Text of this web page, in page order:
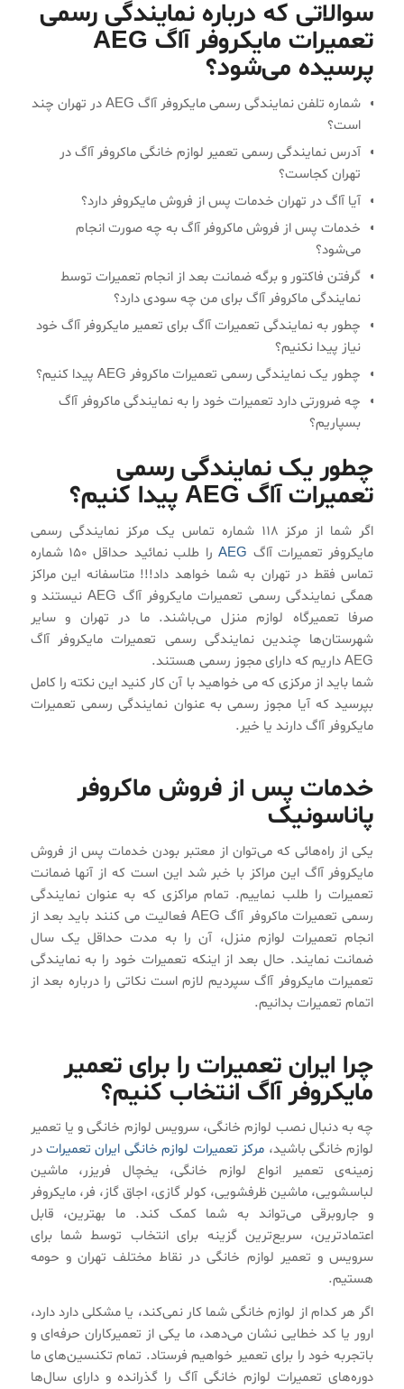
سوالاتی که درباره نمایندگی رسمی
تعمیرات مایکروفر آاگ AEG
پرسیده می‌شود؟
شماره تلفن نمایندگی رسمی مایکروفر آاگ AEG در تهران چند
است؟
آدرس نمایندگی رسمی تعمیر لوازم خانگی ماکروفر آاگ در
تهران کجاست؟
آیا آاگ در تهران خدمات پس از فروش مایکروفر دارد؟
خدمات پس از فروش ماکروفر آاگ به چه صورت انجام
می‌شود؟
گرفتن فاکتور و برگه ضمانت بعد از انجام تعمیرات توسط
نمایندگی ماکروفر آاگ برای من چه سودی دارد؟
چطور به نمایندگی تعمیرات آاگ برای تعمیر مایکروفر آاگ خود
نیاز پیدا نکنیم؟
چطور یک نمایندگی رسمی تعمیرات ماکروفر AEG پیدا کنیم؟
چه ضرورتی دارد تعمیرات خود را به نمایندگی ماکروفر آاگ
بسپاریم؟
چطور یک نمایندگی رسمی
تعمیرات آاگ AEG پیدا کنیم؟
اگر شما از مرکز ۱۱۸ شماره تماس یک مرکز نمایندگی رسمی
مایکروفر تعمیرات آاگ AEG
را طلب نمائید حداقل ۱۵۰ شماره
تماس فقط در تهران به شما خواهد داد!!! متاسفانه این مراکز
همگی نمایندگی رسمی تعمیرات مایکروفر آاگ AEG نیستند و
صرفا تعمیرگاه لوازم منزل می‌باشند. ما در تهران و سایر
شهرستان‌ها چندین نمایندگی رسمی تعمیرات مایکروفر آاگ
AEG داریم که دارای مجوز رسمی هستند.
شما باید از مرکزی که می خواهید با آن کار کنید این نکته را کامل
بپرسید که آیا مجوز رسمی به عنوان نمایندگی رسمی تعمیرات
مایکروفر آاگ دارند یا خیر.
خدمات پس از فروش ماکروفر
پاناسونیک
یکی از راه‌هائی که می‌توان از معتبر بودن خدمات پس از فروش
مایکروفر آاگ این مراکز با خبر شد این است که از آنها ضمانت
تعمیرات را طلب نماییم. تمام مراکزی که به عنوان نمایندگی
رسمی تعمیرات ماکروفر آاگ AEG فعالیت می کنند باید بعد از
انجام تعمیرات لوازم منزل، آن را به مدت حداقل یک سال
ضمانت نمایند. حال بعد از اینکه تعمیرات خود را به نمایندگی
تعمیرات مایکروفر آاگ سپردیم لازم است نکاتی را درباره بعد از
اتمام تعمیرات بدانیم.
چرا ایران تعمیرات را برای تعمیر
مایکروفر آاگ انتخاب کنیم؟
چه به دنبال نصب لوازم خانگی، سرویس لوازم خانگی و یا تعمیر
لوازم خانگی باشید، مرکز تعمیرات لوازم خانگی ایران تعمیراتدر
زمینه‌ی تعمیر انواع لوازم خانگی، یخچال فریزر، ماشین
لباسشویی، ماشین ظرفشویی، کولر گازی، اجاق گاز، فر، مایکروفر
و جاروبرقی می‌تواند به شما کمک کند. ما بهترین، قابل
اعتمادترین، سریع‌ترین گزینه برای انتخاب توسط شما برای
سرویس و تعمیر لوازم خانگی در نقاط مختلف تهران و حومه
هستیم.
اگر هر کدام از لوازم خانگی شما کار نمی‌کند، یا مشکلی دارد دارد،
ارور یا کد خطایی نشان می‌دهد، ما یکی از تعمیرکاران حرفه‌ای و
باتجربه خود را برای تعمیر خواهیم فرستاد. تمام تکنسین‌های ما
دوره‌های تعمیرات لوازم خانگی آاگ را گذرانده و دارای سال‌ها